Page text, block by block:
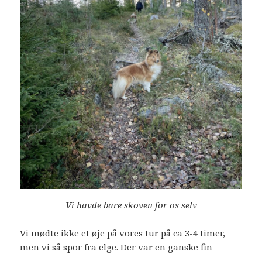
Vi havde bare skoven for os selv
Vi mødte ikke et øje på vores tur på ca 3-4 timer,
men vi så spor fra elge. Der var en ganske fin